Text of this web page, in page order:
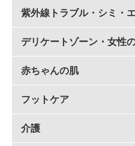
紫外線トラブル・シミ・
デリケートゾーン・女性
赤ちゃんの肌
フットケア
介護